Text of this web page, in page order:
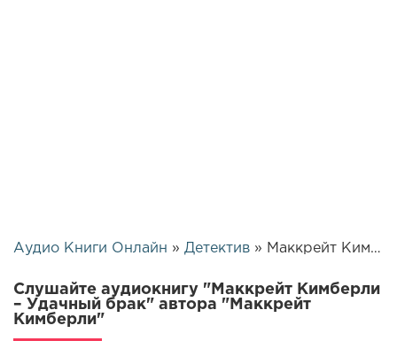
Аудио Книги Онлайн » Детектив » Маккрейт Кимберли – Удачный брак | 25600
Слушайте аудиокнигу "Маккрейт Кимберли
– Удачный брак" автора "Маккрейт
Кимберли"